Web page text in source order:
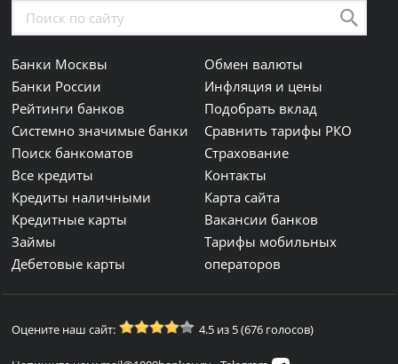
Банки Москвы
Банки России
Рейтинги банков
Системно значимые банки
Поиск банкоматов
Все кредиты
Кредиты наличными
Кредитные карты
Займы
Дебетовые карты
Обмен валюты
Инфляция и цены
Подобрать вклад
Сравнить тарифы РКО
Страхование
Контакты
Карта сайта
Вакансии банков
Тарифы мобильных
операторов
Оцените наш сайт: 4.5 из 5 (676 голосов)